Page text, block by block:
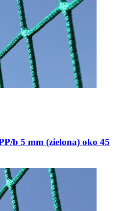
b 5 mm (zielona) oko 45